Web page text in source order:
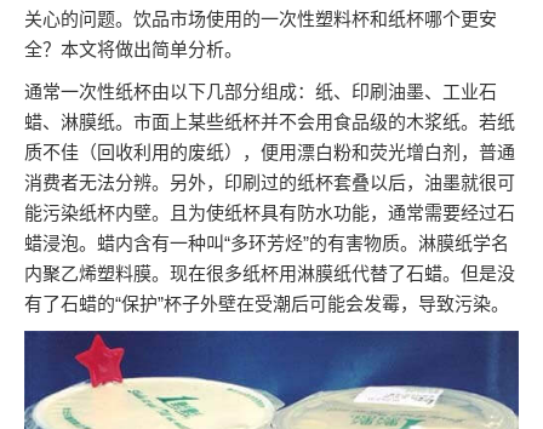
关心的问题。饮品市场使用的一次性塑料杯和纸杯哪个更安
全？本文将做出简单分析。
通常一次性纸杯由以下几部分组成：纸、印刷油墨、工业石
蜡、淋膜纸。市面上某些纸杯并不会用食品级的木浆纸。若纸
质不佳（回收利用的废纸），便用漂白粉和荧光增白剂，普通
消费者无法分辨。另外，印刷过的纸杯套叠以后，油墨就很可
能污染纸杯内壁。且为使纸杯具有防水功能，通常需要经过石
蜡浸泡。蜡内含有一种叫“多环芳烃”的有害物质。淋膜纸学名
内聚乙烯塑料膜。现在很多纸杯用淋膜纸代替了石蜡。但是没
有了石蜡的“保护”杯子外壁在受潮后可能会发霉，导致污染。